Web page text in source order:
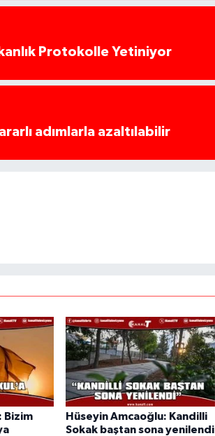
Protokolle Yetiniyor
adımlarla azaltılabilir
Bizim
Hüseyin Amcaoğlu: Kandilli
Sokak baştan sona yenilendi